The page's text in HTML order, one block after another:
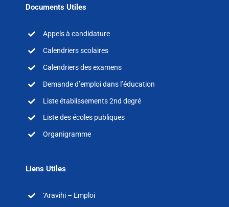
Documents Utiles
Appels à candidature
Calendriers scolaires
Calendriers des examens
Demande d’emploi dans l’éducation
Liste établissements 2nd degré
Liste des écoles publiques
Organigramme
Liens Utiles
‘Aravihi – Emploi